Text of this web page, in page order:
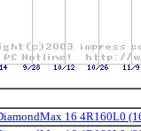
16 4R160L0